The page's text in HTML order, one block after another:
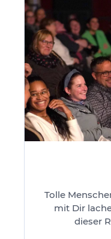
Tolle
mit Dir
dieser